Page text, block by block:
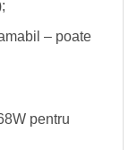
– poate
pentru